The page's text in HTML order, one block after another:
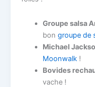
Groupe salsa
bongroupe de
Michael
Moonwalk !
Bovides
vache !